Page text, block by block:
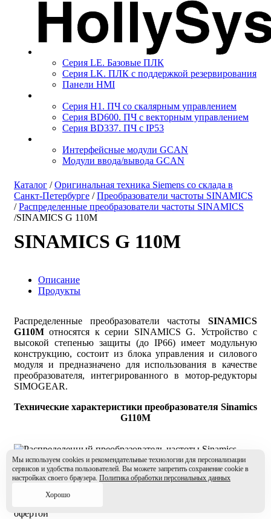
Серия LE. Базовые ПЛК
Серия LK. ПЛК с поддержкой резервирования
Панели HMI
Серия H1. ПЧ со скалярным управлением
Серия BD600. ПЧ с векторным управлением
Серия BD337. ПЧ с IP53
Интерфейсные модули GCAN
Модули ввода/вывода GCAN
Каталог / Оригинальная техника Siemens со склада в
Санкт-Петербурге / Преобразователи частоты SINAMICS
/ Распределенные преобразователи частоты SINAMICS
/SINAMICS G 110M
SINAMICS G 110M
Описание
Продукты
Распределенные преобразователи частоты SINAMICS
G110M относятся к серии SINAMICS G. Устройство с
высокой степенью защиты (до IP66) имеет модульную
конструкцию, состоит из блока управления и силового
модуля и предназначено для использования в качестве
преобразователя, интегрированного в мотор-редукторы
SIMOGEAR.
Технические характеристики преобразователя Sinamics
G110M
* Вся информация, представленная на данном сайте, и, в
частности, в каталоге продукции, носит исключительно
информационный характер и не является публичной
офертой
Мы используем cookies и рекомендательные технологии для персонализации
сервисов и удобства пользователей. Вы можете запретить сохранение cookie в
настройках своего браузера. Политика обработки персональных данных
Хорошо